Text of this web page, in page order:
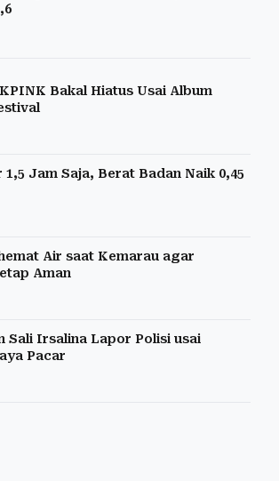
Bakal Hiatus Usai Album
Jam Saja, Berat Badan Naik 0,45
Air saat Kemarau agar
Aman
Sali Irsalina Lapor Polisi usai
Pacar